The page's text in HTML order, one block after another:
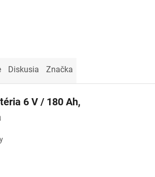
Diskusia Značka
6 V / 180 Ah,